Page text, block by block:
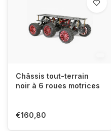
Châssis tout-terrain
noir à 6 roues motrices
€160,80